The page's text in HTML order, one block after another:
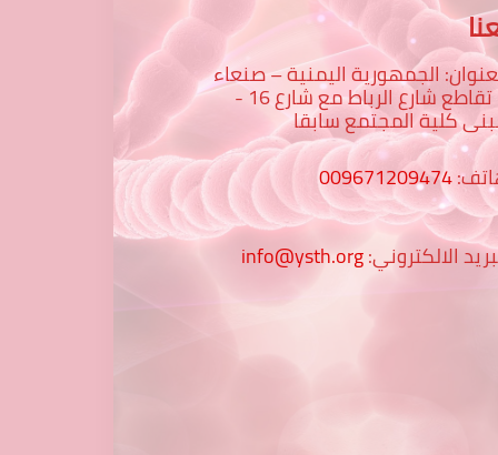
الجمهورية اليمنية – صنعاء
– تقاطع شارع الرباط مع شارع 16 -
كلية المجتمع سابقا
009671209474
الالكتروني:info@ysth.org